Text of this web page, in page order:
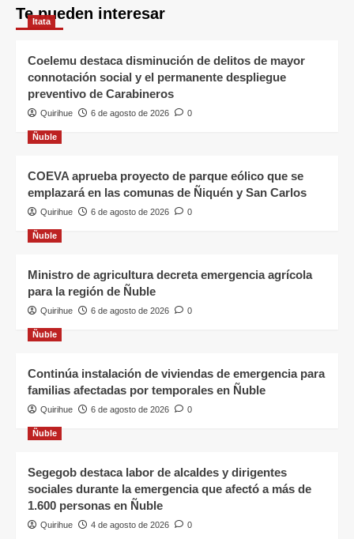
Te pueden interesar
Itata
Coelemu destaca disminución de delitos de mayor
connotación social y el permanente despliegue
preventivo de Carabineros
Quirihue 6 de agosto de 2026 0
Ñuble
COEVA aprueba proyecto de parque eólico que se
emplazará en las comunas de Ñiquén y San Carlos
Quirihue 6 de agosto de 2026 0
Ñuble
Ministro de agricultura decreta emergencia agrícola
para la región de Ñuble
Quirihue 6 de agosto de 2026 0
Ñuble
Continúa instalación de viviendas de emergencia para
familias afectadas por temporales en Ñuble
Quirihue 6 de agosto de 2026 0
Ñuble
Segegob destaca labor de alcaldes y dirigentes
sociales durante la emergencia que afectó a más de
1.600 personas en Ñuble
Quirihue 4 de agosto de 2026 0